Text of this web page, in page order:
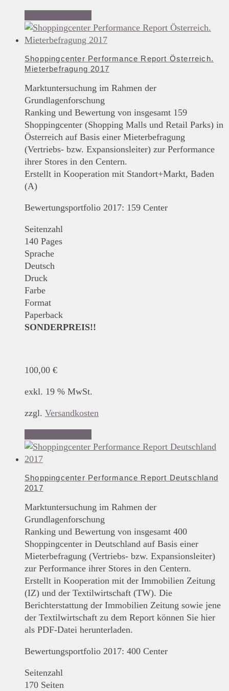
Shoppingcenter Performance Report Österreich.
Mieterbefragung 2017
Marktuntersuchung im Rahmen der
Grundlagenforschung
Ranking und Bewertung von insgesamt 159
Shoppingcenter (Shopping Malls und Retail Parks) in
Österreich auf Basis einer Mieterbefragung
(Vertriebs- bzw. Expansionsleiter) zur Performance
ihrer Stores in den Centern.
Erstellt in Kooperation mit Standort+Markt, Baden
(A)
Bewertungsportfolio 2017: 159 Center
Seitenzahl
140 Pages
Sprache
Deutsch
Druck
Farbe
Format
Paperback
SONDERPREIS!!
100,00 €
exkl. 19 % MwSt.
zzgl. Versandkosten
Shoppingcenter Performance Report Deutschland
2017
Marktuntersuchung im Rahmen der
Grundlagenforschung
Ranking und Bewertung von insgesamt 400
Shoppingcenter in Deutschland auf Basis einer
Mieterbefragung (Vertriebs- bzw. Expansionsleiter)
zur Performance ihrer Stores in den Centern.
Erstellt in Kooperation mit der Immobilien Zeitung
(IZ) und der Textilwirtschaft (TW). Die
Berichterstattung der Immobilien Zeitung sowie jene
der Textilwirtschaft zu dem Report können Sie hier
als PDF-Datei herunterladen.
Bewertungsportfolio 2017: 400 Center
Seitenzahl
170 Seiten